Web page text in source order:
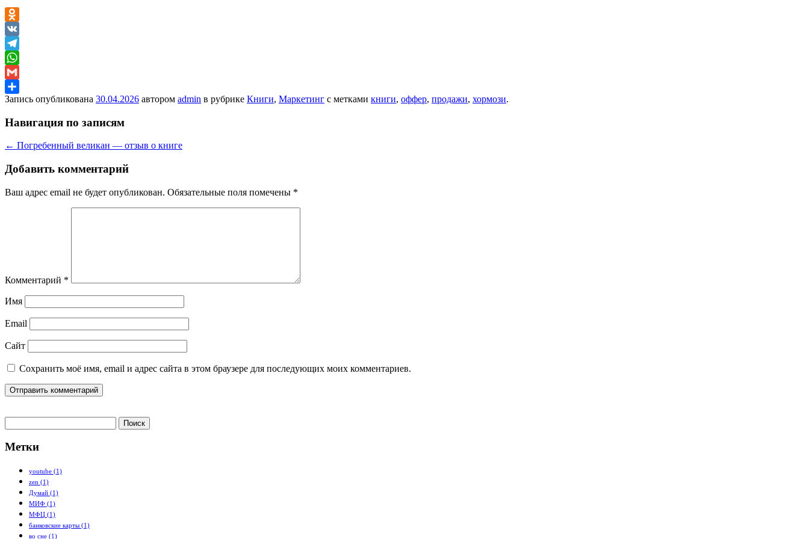
Odnoklassniki
VK
Telegram
WhatsApp
Gmail
Отправить
Запись опубликована 30.04.2026 автором admin в рубрике Книги, Маркетинг с метками книги, оффер, продажи, хормози.
Навигация по записям
← Погребенный великан — отзыв о книге
Добавить комментарий
Ваш адрес email не будет опубликован. Обязательные поля помечены *
Комментарий *
Имя
Email
Сайт
Сохранить моё имя, email и адрес сайта в этом браузере для последующих моих комментариев.
Метки
youtube (1)
zen (1)
Думай (1)
МИФ (1)
МФЦ (1)
банковские карты (1)
во сне (1)